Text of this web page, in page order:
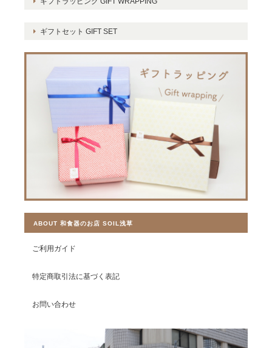
ギフトセット GIFT SET
ABOUT 和食器のお店 SOIL浅草
ご利用ガイド
特定商取引法に基づく表記
お問い合わせ